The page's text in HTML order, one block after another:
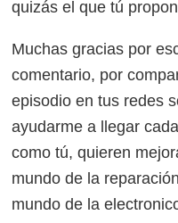
quizás el que tú
Muchas gracias por
comentario, por
episodio en tus redes
ayudarme a llegar
como tú, quieren
mundo de la
mundo de la